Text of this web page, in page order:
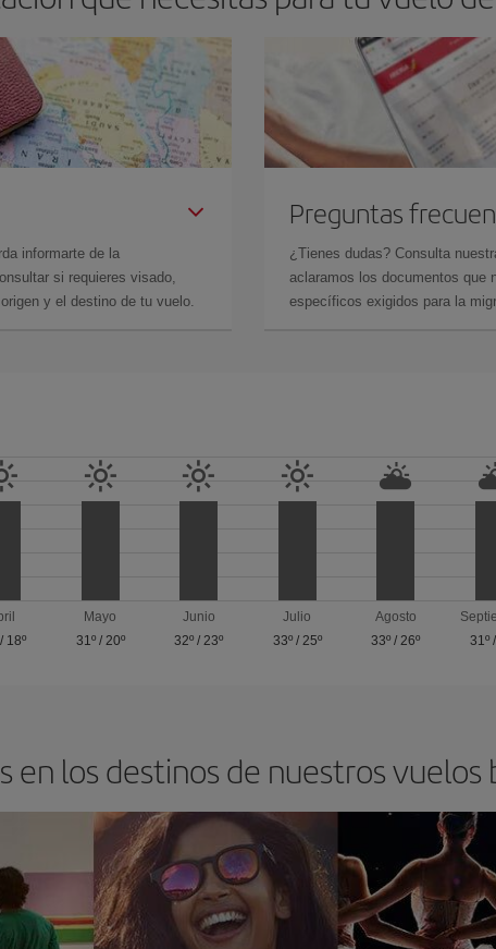
informarte de la
si requieres visado,
y el destino de tu vuelo.
Preguntas
¿Tienes dudas? Consulta
aclaramos los documentos que
específicos exigidos para la
/ 18º
Mayo
31º/ 20º
Junio
32º / 23º
Julio
33º/ 25º
Agosto
33º / 26º
31º/
en los destinos de nuestros vuelos